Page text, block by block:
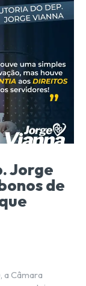
Jorge
de
a Câmara